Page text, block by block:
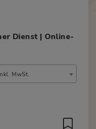
Dienst | Online-
MwSt.